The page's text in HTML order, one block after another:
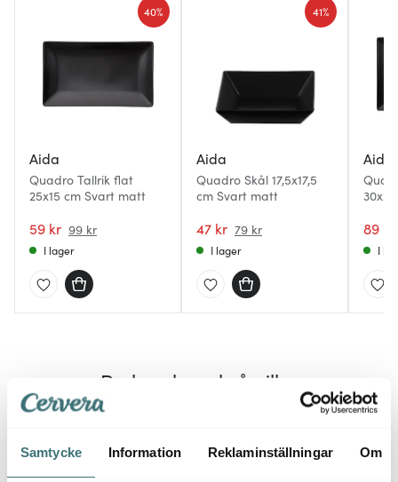
Samtycke Information Reklaminställningar Om
Aida
Quadro Tallrik flat
25x15 cm Svart matt
59 kr 99 kr
40%
I lager
Aida
Quadro Skål 17,5x17,5
cm Svart matt
47 kr 79 kr
41%
I lager
Aida
89 kr
I
Du kanske också gillar
40% 30%